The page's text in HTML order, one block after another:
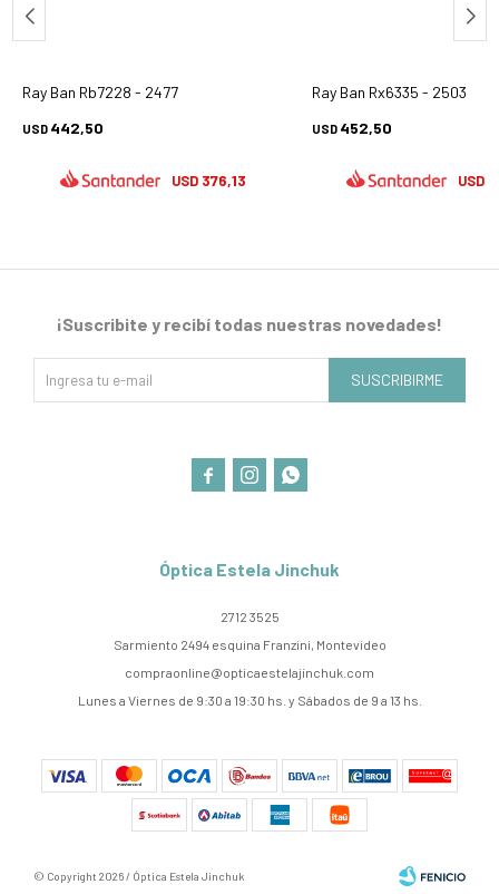
Ray Ban Rb7228 - 2477
USD 442,50
USD 376,13
Ray Ban Rx6335 - 2503
USD 452,50
USD
Óptica Estela Jinchuk
2712 3525
Sarmiento 2494 esquina Franzini, Montevideo
compraonline@opticaestelajinchuk.com
Lunes a Viernes de 9:30 a 19:30 hs. y Sábados de 9 a 13 hs.
¡Suscribite y recibí todas nuestras novedades!
SUSCRIBIRME
  
© Copyright 2026 / Óptica Estela Jinchuk